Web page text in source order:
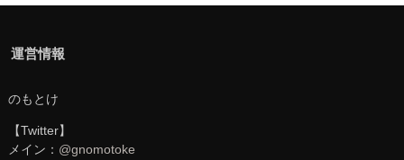
運営情報
のもとけ
【Twitter】
メイン： @gnomotoke